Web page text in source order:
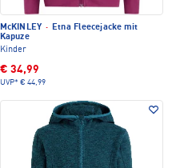
McKINLEY · Etna Fleecejacke mit
Kapuze
Kinder
€ 34,99
UVP* € 44,99